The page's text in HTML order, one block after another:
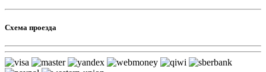
Схема проезда